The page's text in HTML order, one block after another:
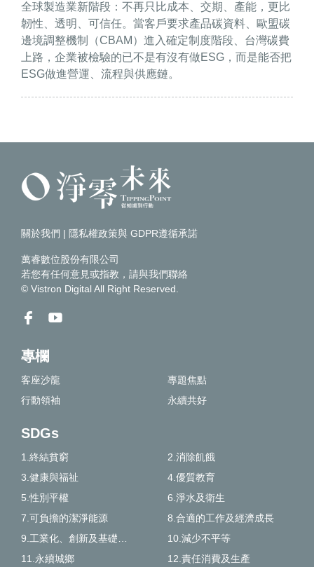
全球製造業新階段：不再只比成本、交期、產能，更比
韌性、透明、可信任。當客戶要求產品碳資料、歐盟碳
邊境調整機制（CBAM）進入確定制度階段、台灣碳費
上路，企業被檢驗的已不是有沒有做ESG，而是能否把
ESG做進營運、流程與供應鏈。
關於我們 | 隱私權政策與 GDPR遵循承諾
萬睿數位股份有限公司
若您有任何意見或指教，請與我們聯絡
© Vistron Digital All Right Reserved.
專欄
客座沙龍
專題焦點
行動領袖
永續共好
SDGs
1.終結貧窮
2.消除飢餓
3.健康與福祉
4.優質教育
5.性別平權
6.淨水及衛生
7.可負擔的潔淨能源
8.合適的工作及經濟成長
9.工業化、創新及基礎建設
10.減少不平等
11.永續城鄉
12.責任消費及生產